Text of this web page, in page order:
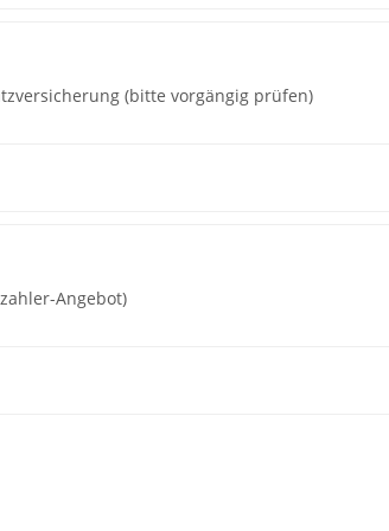
(bitte vorgängig prüfen)
Angebot)